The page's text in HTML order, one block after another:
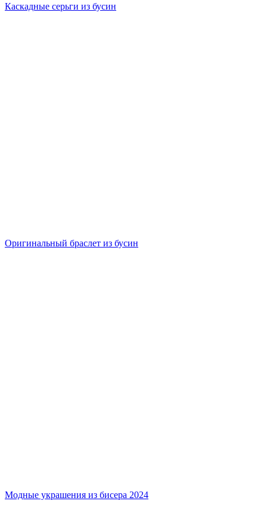
Каскадные серьги из бусин
Оригинальный браслет из бусин
Модные украшения из бисера 2024